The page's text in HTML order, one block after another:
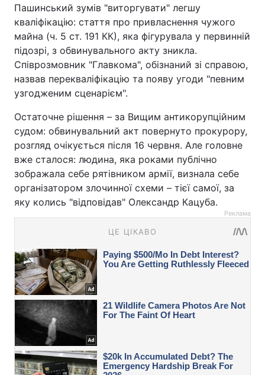
Пашинський зумів "виторгувати" легшу
кваліфікацію: стаття про привласнення чужого
майна (ч. 5 ст. 191 КК), яка фігурувала у первинній
підозрі, з обвинувального акту зникла.
Співрозмовник "Главкома", обізнаний зі справою,
назвав перекваліфікацію та появу угоди "певним
узгодженим сценарієм".
Остаточне рішення – за Вищим антикорупційним
судом: обвинувальний акт повернуто прокурору,
розгляд очікується після 16 червня. Але головне
вже сталося: людина, яка роками публічно
зображала себе рятівником армії, визнала себе
організатором злочинної схеми – тієї самої, за
яку колись "відповідав" Олександр Кацуба.
Реклама